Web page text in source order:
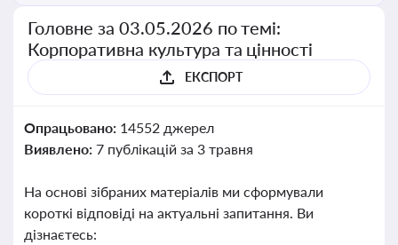
Головне за 03.05.2026 по темі:
Корпоративна культура та цінності
ЕКСПОРТ
Опрацьовано: 14552 джерел
Виявлено: 7 публікацій за 3 травня
На основі зібраних матеріалів ми сформували
короткі відповіді на актуальні запитання. Ви
дізнаєтесь: